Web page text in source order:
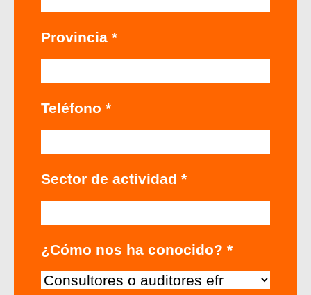
Provincia *
Teléfono *
Sector de actividad *
¿Cómo nos ha conocido? *